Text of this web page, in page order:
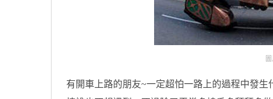
有開車上路的朋友~一定超怕一路上的過程中發